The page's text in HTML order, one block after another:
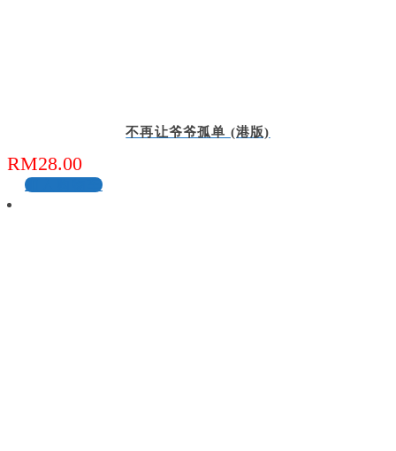
不再让爷爷孤单 (港版)
RM28.00
加入购物车